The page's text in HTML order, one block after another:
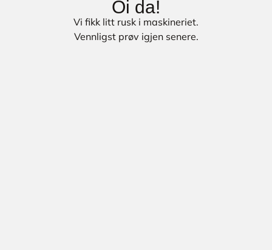
Oi da!
Vi fikk litt rusk i maskineriet.
Vennligst prøv igjen senere.